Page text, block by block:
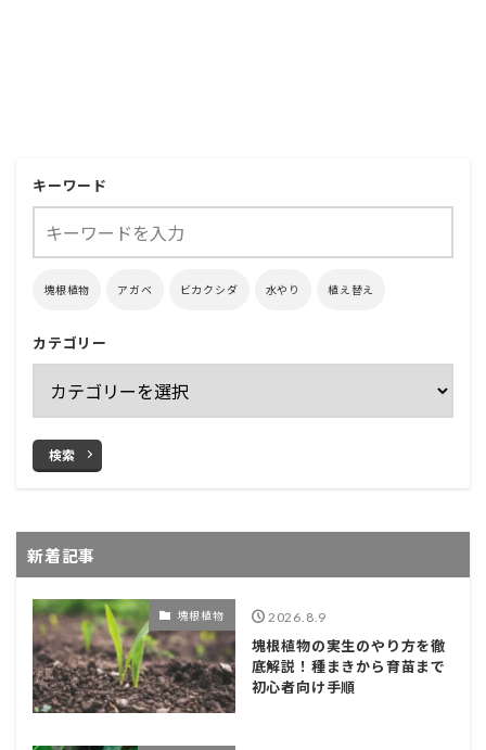
キーワード
塊根植物 アガベ ビカクシダ 水やり 植え替え
カテゴリー
検索
新着記事
塊根植物 2026.8.9
塊根植物の実生のやり方を徹
底解説！種まきから育苗まで
初心者向け手順